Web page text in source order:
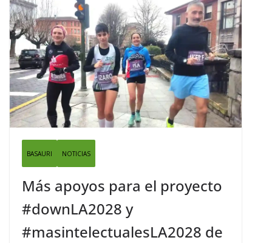
BASAURI NOTICIAS
Más apoyos para el proyecto
#downLA2028 y
#masintelectualesLA2028 de